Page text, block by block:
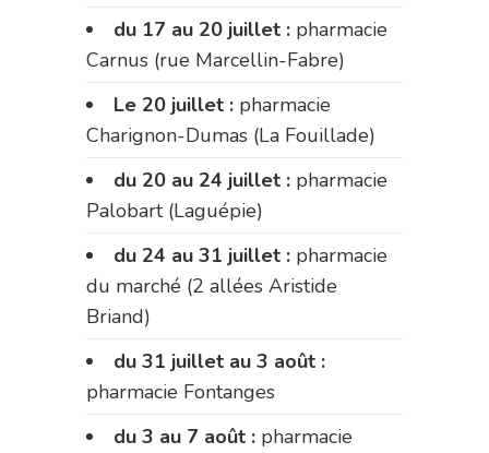
du 17 au 20 juillet : pharmacie
Carnus (rue Marcellin-Fabre)
Le 20 juillet : pharmacie
Charignon-Dumas (La Fouillade)
du 20 au 24 juillet : pharmacie
Palobart (Laguépie)
du 24 au 31 juillet : pharmacie
du marché (2 allées Aristide
Briand)
du 31 juillet au 3 août :
pharmacie Fontanges
du 3 au 7 août : pharmacie